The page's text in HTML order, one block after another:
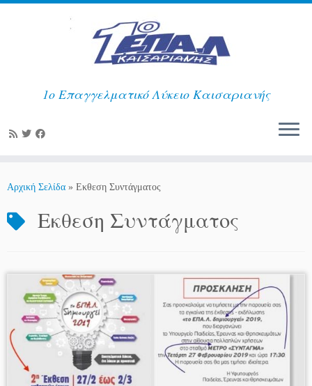
στο
1ο Επαγγελματικό Λύκειο Καισαριανής
Αρχική Σελίδα » Εκθεση Συντάγματος
Εκθεση Συντάγματος